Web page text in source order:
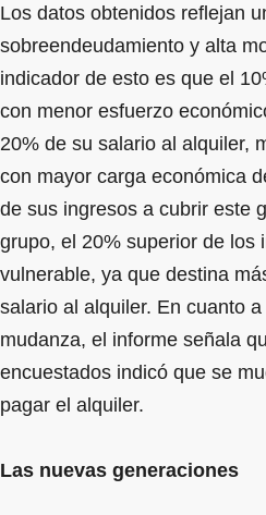
Los datos obtenidos reflejan
sobreendeudamiento y alta
indicador de esto es que el
con menor esfuerzo
20% de su salario al alquiler,
con mayor carga económica
de sus ingresos a cubrir este
grupo, el 20% superior de los
vulnerable, ya que destina
salario al alquiler. En cuanto
mudanza, el informe señala
encuestados indicó que se
pagar el alquiler.
Las nuevas generaciones